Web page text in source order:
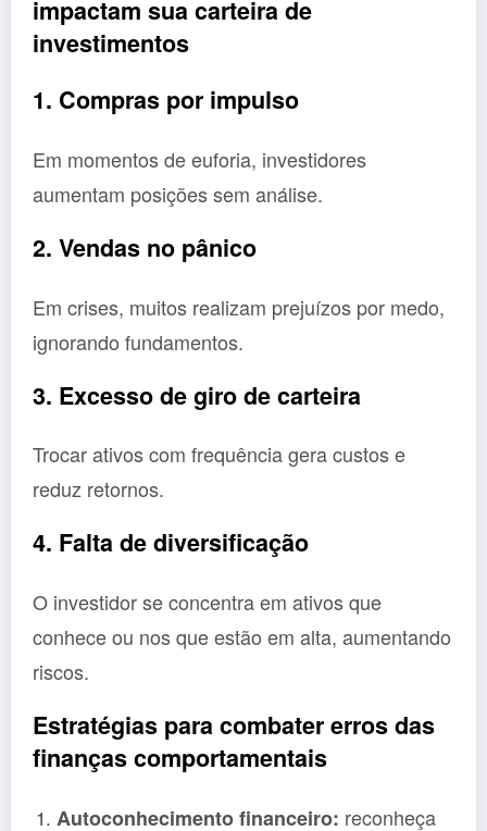
impactam sua carteira de
investimentos
1. Compras por impulso
Em momentos de euforia, investidores
aumentam posições sem análise.
2. Vendas no pânico
Em crises, muitos realizam prejuízos por medo,
ignorando fundamentos.
3. Excesso de giro de carteira
Trocar ativos com frequência gera custos e
reduz retornos.
4. Falta de diversificação
O investidor se concentra em ativos que
conhece ou nos que estão em alta, aumentando
riscos.
Estratégias para combater erros das
finanças comportamentais
Autoconhecimento financeiro: reconheça